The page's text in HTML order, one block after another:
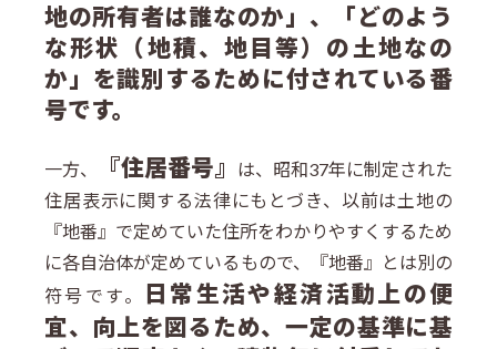
地の所有者は誰なのか」、「どのよう
な形状（地積、地目等）の土地なの
か」を識別するために付されている番
号です。
一方、 『住居番号』
は、昭和37年に制定された
住居表示に関する法律にもとづき、以前は土地の
『地番』で定めていた住所をわかりやすくするため
に各自治体が定めているもので、『地番』とは別の
符号です。
日常生活や経済活動上の便
宜、向上を図るため、一定の基準に基